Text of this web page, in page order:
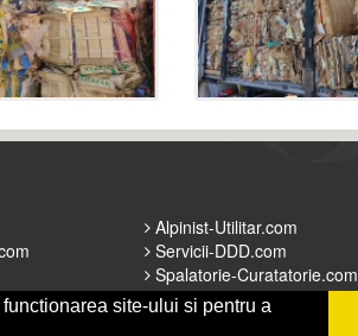
site-ului si pentru a
Alpinist-Utilitar.com
Servicii-DDD.com
Spalatorie-Curatatorie.com
Spalatorie-Curatatorie.ro